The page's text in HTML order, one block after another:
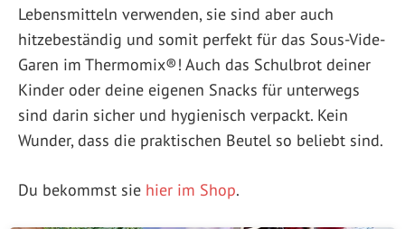
Lebensmitteln verwenden, sie sind aber auch
hitzebeständig und somit perfekt für das Sous-Vide-
Garen im Thermomix®! Auch das Schulbrot deiner
Kinder oder deine eigenen Snacks für unterwegs
sind darin sicher und hygienisch verpackt. Kein
Wunder, dass die praktischen Beutel so beliebt sind.
Du bekommst sie hier im Shop.